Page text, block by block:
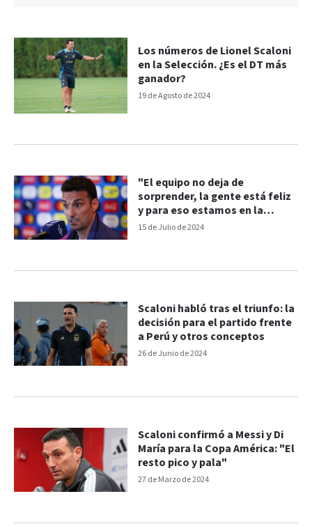
19 de Agosto de 2024
Los números de Lionel Scaloni
en la Selección. ¿Es el DT más
ganador?
15 de Julio de 2024
"El equipo no deja de
sorprender, la gente está feliz
y para eso estamos en la
Selección"
26 de Junio de 2024
Scaloni habló tras el triunfo: la
decisión para el partido frente
a Perú y otros conceptos
27 de Marzo de 2024
Scaloni confirmó a Messi y Di
María para la Copa América: "El
resto pico y pala"